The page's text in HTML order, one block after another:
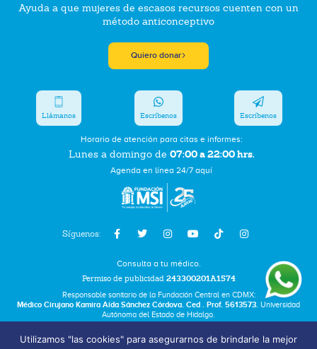
Ayuda a que mujeres de escasos recursos cuenten con un
método anticonceptivo
Quiero donar
Síguenos:
Horario de atención para citas e informes:
Lunes a domingo de 07:00 a 22:00 hrs.
Agenda en línea 24/7 aquí
Llámanos Escríbenos Escríbenos
Consulta a tu médico.
Permiso de publicidad 243300201A1574
Responsable sanitario de la Fundación Central en CDMX:
Médico Cirujano Kamira Aída Sánchez Córdova. Ced . Prof. 5613573. Universidad
Autónoma del Estado de Hidalgo.
Bolsa de Trabajo
Utilizamos "las cookies" para asegurarnos de brindarle la mejor